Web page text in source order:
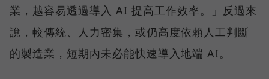
業，越容易透過導入 AI 提高工作效率。」反過來
說，較傳統、人力密集，或仍高度依賴人工判斷
的製造業，短期內未必能快速導入地端 AI。